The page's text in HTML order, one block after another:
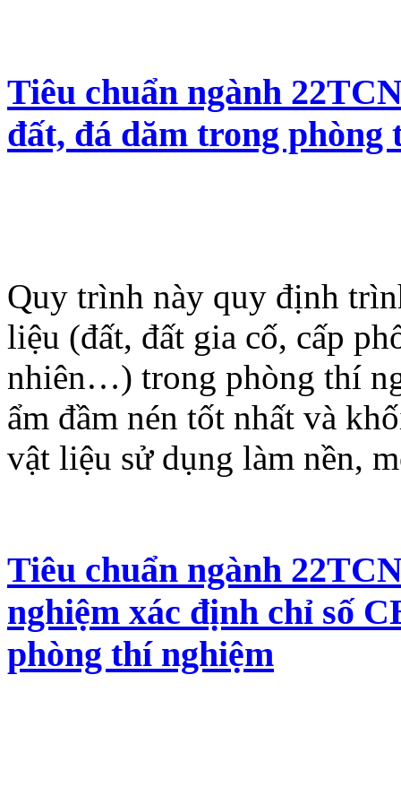
Tiêu chuẩn ngành
đất, đá dăm trong phòng
Quy trình này quy định
liệu (đất, đất gia cố, cấp
nhiên…) trong phòng thí
ẩm đầm nén tốt nhất và
vật liệu sử dụng làm nền,
Tiêu chuẩn ngành
nghiệm xác định chỉ số
phòng thí nghiệm